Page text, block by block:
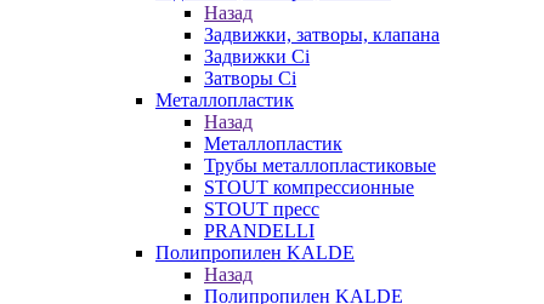
Назад
Задвижки, затворы, клапана
Задвижки Ci
Затворы Ci
Металлопластик
Назад
Металлопластик
Трубы металлопластиковые
STOUT компрессионные
STOUT пресс
PRANDELLI
Полипропилен KALDE
Назад
Полипропилен KALDE